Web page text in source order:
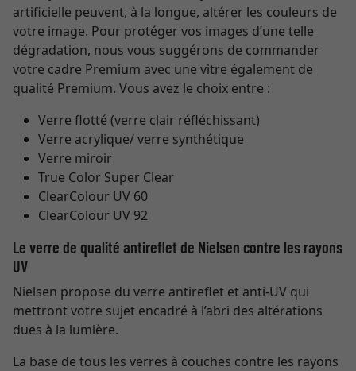
artificielle peuvent, à la longue, altérer les couleurs de
votre image. Pour protéger vos images d’une telle
dégradation, nous vous suggérons de commander
votre cadre Premium avec une vitre également de
qualité Premium. Vous avez le choix entre :
Verre flotté (verre clair réfléchissant)
Verre acrylique/ verre synthétique
Verre miroir
True Color Super Clear
ClearColour UV 60
ClearColour UV 92
Le verre de qualité antireflet de Nielsen contre les rayons
UV
Nielsen propose du verre antireflet et anti-UV qui
mettront votre sujet encadré à l’abri des altérations
dues à la lumière.
La base de tous les verres à couches contre les rayons